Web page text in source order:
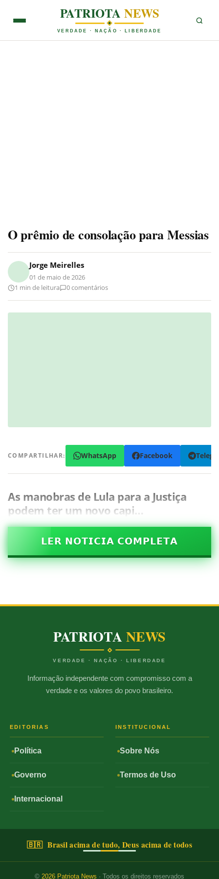
PATRIOTANEWS
VERDADE · NAÇÃO · LIBERDADE
O prêmio de consolação para Messias
Jorge Meirelles
01 de maio de 2026
1 min de leitura
0 comentários
COMPARTILHAR: WhatsApp Facebook
As manobras de Lula para a Justiça
podem ter um novo capi…
𝗟𝗘𝗥 𝗡𝗢𝗧𝗜𝗖𝗜𝗔 𝗖𝗢𝗠𝗣𝗟𝗘𝗧𝗔
PATRIOTANEWS
VERDADE · NAÇÃO · LIBERDADE
Informação independente com compromisso com a
verdade e os valores do povo brasileiro.
EDITORIAS
Política
Governo
Internacional
INSTITUCIONAL
Sobre Nós
Termos de Uso
🇧🇷 Brasil acima de tudo, Deus acima de todos
© 2026 Patriota News · Todos os direitos reservados